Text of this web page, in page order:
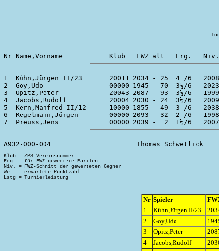
1  Kühn,Jürgen II/23       20011 2034 - 25  4 /6
2  Goy,Udo                 00000 1945 - 70  3½/6   2023
3  Opitz,Peter             20043 2087 - 93  3½/6   1999
4  Jacobs,Rudolf           20004 2030 - 24  3½/6
5  Kern,Manfred II/12      10000 1855 - 49  3 /6
6  Regelmann,Jürgen        00000 2093 - 32  2 /6
Klub = ZPS-Vereinsnummer
Erg. = für FWZ gewertete Partien
Niv. = FWZ-Schnitt der gewerteten Gegner
We   = erwartete Punktzahl
Nr Spieler
1
Kühn,Jürgen II/23
2
Goy,Udo
3
Opitz,Peter
4
Jacobs,Rudolf